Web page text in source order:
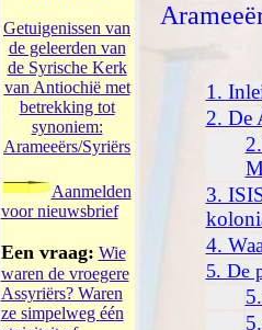
Getuigenissen van
de geleerden van
de Syrische Kerk
van Antiochiëmet
betrekking tot
synoniem:
Arameeërs/Syriërs
Aanmelden
voor nieuwsbrief
Een vraag: Wie
waren de vroegere
Assyriërs? Waren
ze simpelweg één
1.
2. De
3.
4.
5. De